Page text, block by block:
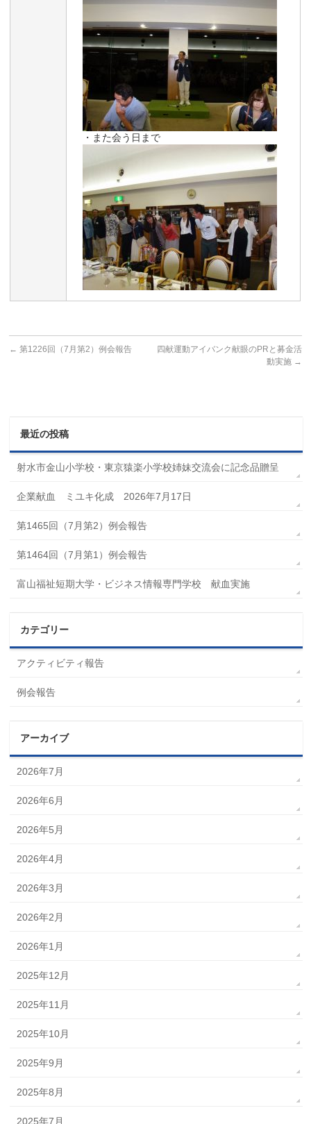
・また会う日まで
← 第1226回（7月第2）例会報告
四献運動アイバンク献眼のPRと募金活
動実施 →
最近の投稿
射水市金山小学校・東京猿楽小学校姉妹交流会に記念品贈呈
企業献血 ミユキ化成 2026年7月17日
第1465回（7月第2）例会報告
第1464回（7月第1）例会報告
富山福祉短期大学・ビジネス情報専門学校 献血実施
カテゴリー
アクティビティ報告
例会報告
アーカイブ
2026年7月
2026年6月
2026年5月
2026年4月
2026年3月
2026年2月
2026年1月
2025年12月
2025年11月
2025年10月
2025年9月
2025年8月
2025年7月